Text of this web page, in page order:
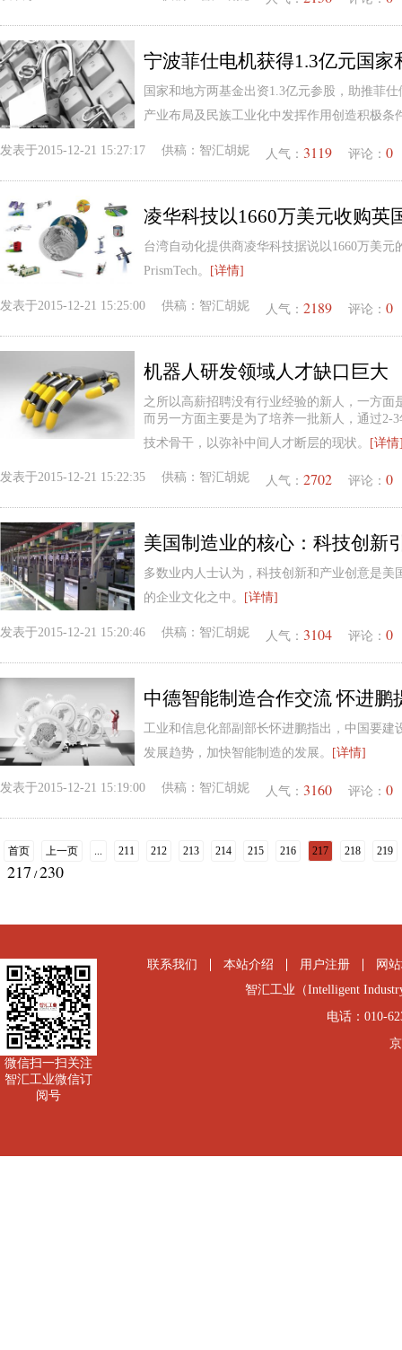
宁波菲仕电机获得1.3亿元国家
国家和地方两基金出资1.3亿元参股，助推菲
产业布局及民族工业化中发挥作用创造积极条
发表于2015-12-21 15:27:17 供稿： 智汇胡妮 人气： 3119 评论： 0
凌华科技以1660万美元收购英
台湾自动化提供商凌华科技据说以1660万美
PrismTech。
[详情]
发表于2015-12-21 15:25:00 供稿： 智汇胡妮 人气： 2189 评论： 0
机器人研发领域人才缺口巨大
之所以高薪招聘没有行业经验的新人，一方
而另一方面主要是为了培养一批新人，通过2-
技术骨干，以弥补中间人才断层的现状。
[详
发表于2015-12-21 15:22:35 供稿： 智汇胡妮 人气： 2702 评论： 0
美国制造业的核心：科技创新
多数业内人士认为，科技创新和产业创意是
的企业文化之中。
[详情]
发表于2015-12-21 15:20:46 供稿： 智汇胡妮 人气： 3104 评论： 0
中德智能制造合作交流 怀进鹏
工业和信息化部副部长怀进鹏指出，中国要建
发展趋势，加快智能制造的发展。
[详情]
发表于2015-12-21 15:19:00 供稿： 智汇胡妮 人气： 3160 评论： 0
首页 上一页 ... 211 212 213 214 215 216 217 218 219
217 /230
微信扫一扫关注
智汇工业微信订
阅号
联系我们 本站介绍 用户注册
网
智汇工业（Intelligent
电话：010-